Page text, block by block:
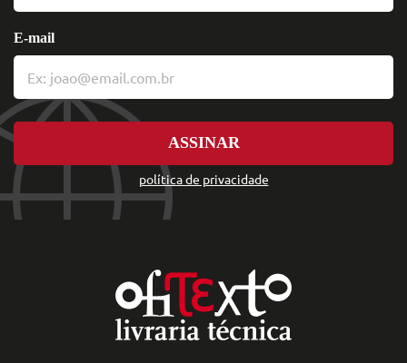
política de privacidade
E-mail
ASSINAR